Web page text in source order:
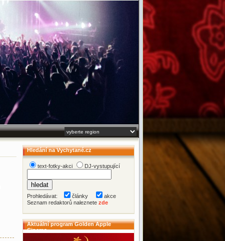
Hledání na Vychytané.cz
text-fotky-akci DJ-vystupující
Prohledávat: články
akce
Seznam redaktorů naleznete zde
Aktuální program Golden Apple
Cinema